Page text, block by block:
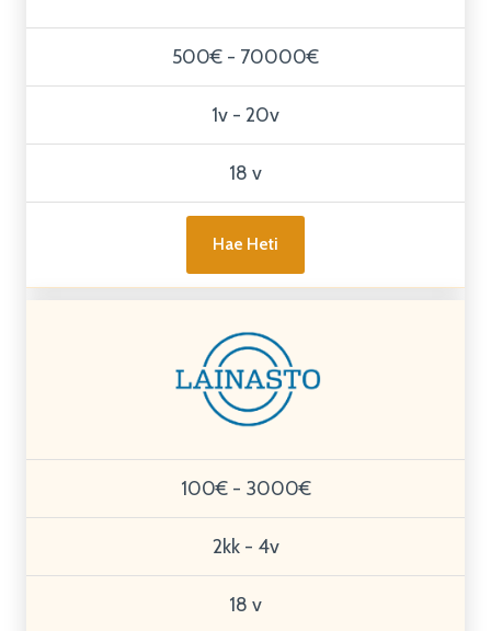
500€ - 70000€
1v - 20v
18 v
Hae Heti
100€ - 3000€
2kk - 4v
18 v